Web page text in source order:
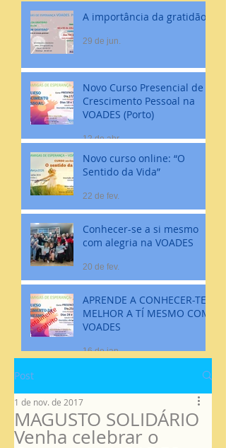
A importância da gratidão
29 de jun.
Novo Curso Presencial de
Crescimento Pessoal na
VOADES (Porto)
12 de abr.
Novo curso online: “O
Sentido da Vida”
22 de fev.
Conhecer-se a si mesmo
com alegria na VOADES
20 de fev.
APRENDE A CONHECER-TE
MELHOR A TÍ MESMO COM
VOADES
16 de jan.
Post
MAGUSTO SOLIDÁRIO
Venha celebrar o
1 de nov. de 2017